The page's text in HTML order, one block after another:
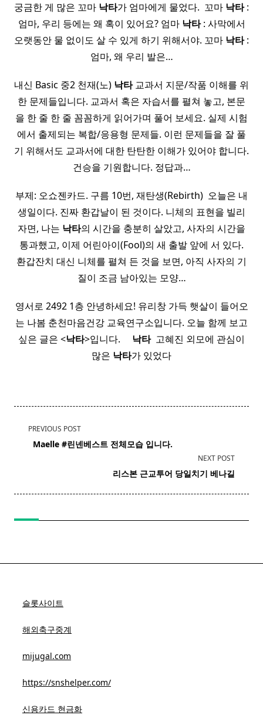
궁금한 게 많은 꼬마 낙타가 엄마에게 물었다. ​ 꼬마 낙타:
엄마, 우리 등에는 왜 혹이 있어요? 엄마 낙타: 사막에서
오랫동안 물 없이도 살 수 있게 하기 위해서야. 꼬마 낙타:
엄마, 왜 우리 발은…
내신 Basic 중2 천재(노) 낙타교과서 지문/작품 이해를 위
한 문제들입니다. 교과서 혹은 자습서를 펼쳐 놓고, 본문
을 한 줄 한 줄 꼼꼼하게 읽어가며 풀어 보세요. 실제 시험
에서 출제되는 복합/응용형 문제들. 이런 문제들을 잘 풀
기 위해서도 교과서에 대한 탄탄한 이해가 있어야 합니다.
건승을 기원합니다. 정답과…
부제: 오쇼젠카드. 구름 10번, 재탄생(Rebirth) ​ 오늘은 내
생일이다. 진짜 환갑날이 된 것이다. 니체의 표현을 빌리
자면, 나는 낙타의 시간을 충분히 살았고, 사자의 시간을
통과했고, 이제 어린아이(Fool)의 새 출발 앞에 서 있다.
환갑잔치 대신 니체를 펼쳐 든 것을 보면, 아직 사자의 기
질이 조금 남아있는 모양…
영서로 2492 1층 안녕하세요! 유리창 가득 햇살이 들어오
는 나봄 춘천마음건강 교육연구소입니다. 오늘 함께 보고
싶은 글은 <낙타>입니다. ​ ​ ​ ​ 낙타​ 고혜진 외모에 관심이
많은 낙타가 있었다
<span
class="nav-
text">Page</span>
PREVIOUS POST
​ ​ Maelle #린넨베스트 전체모습 입니다.
NEXT POST
리스본 근교투어 당일치기 베나길
슬롯사이트
해외축구중계
mijugal.com
https://snshelper.com/
신용카드 현금화